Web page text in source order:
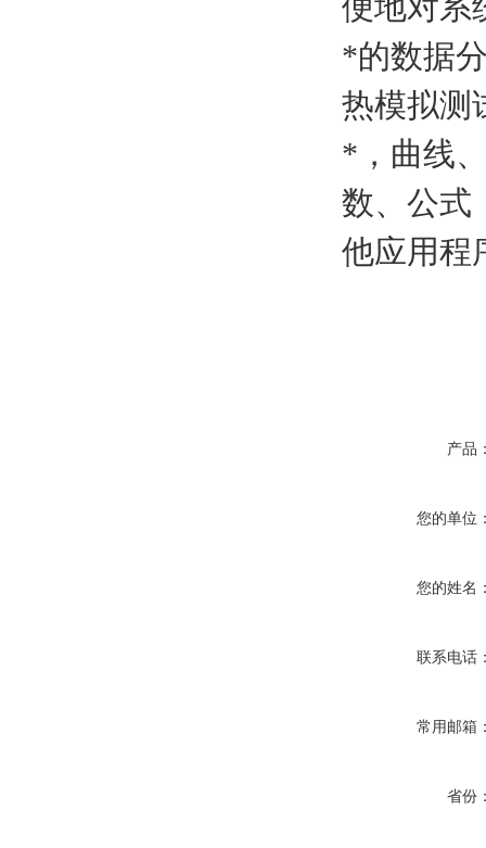
便地对系
*的数据
热模拟测
*，曲线
数、公式
他应用程
产品
您的单位
您的姓名
联系电话
常用邮箱
省份